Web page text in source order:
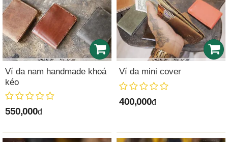
Ví da nam handmade khoá
kéo
550,000đ
Ví da mini cover
400,000đ